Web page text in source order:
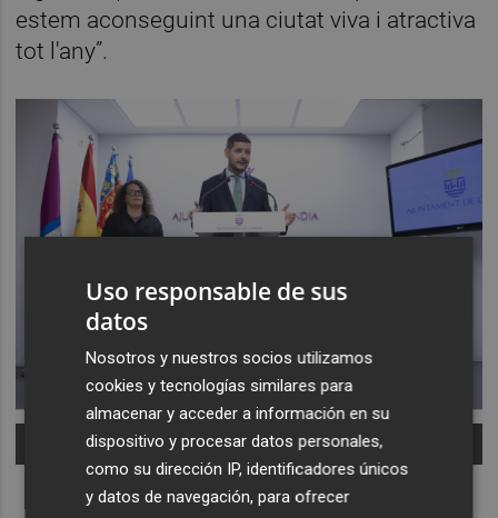
estem aconseguint una ciutat viva i atractiva
tot l'any”.
Foto: AYUNTAMIENTO DE GANDIA
Uso responsable de sus
datos
Nosotros y nuestros socios utilizamos
cookies y tecnologías similares para
almacenar y acceder a información en su
dispositivo y procesar datos personales,
como su dirección IP, identificadores únicos
y datos de navegación, para ofrecer